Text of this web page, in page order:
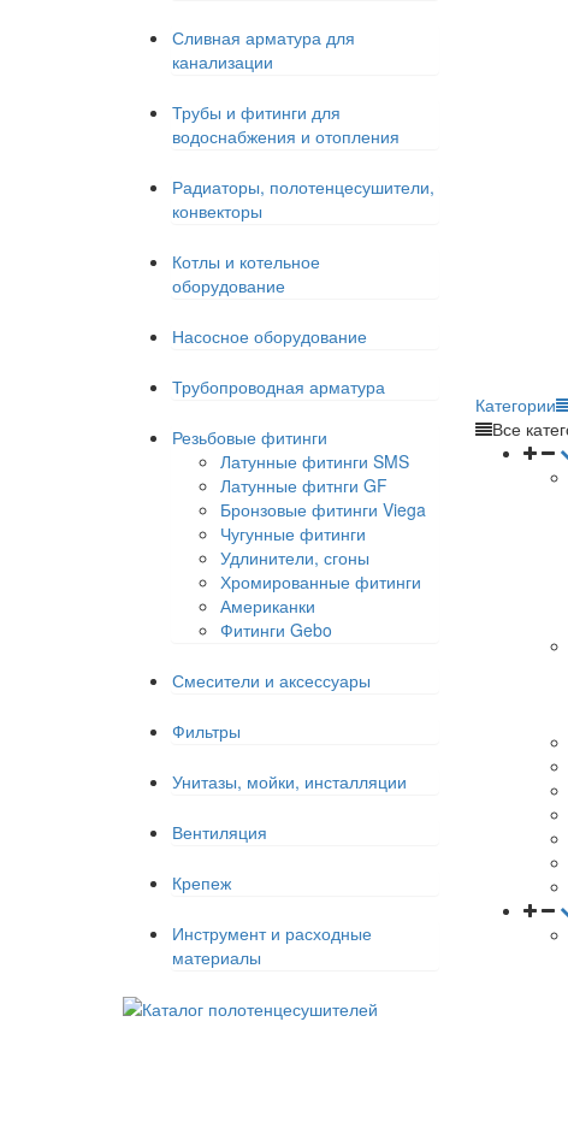
Сливная арматура для
канализации
Трубы и фитинги для
водоснабжения и отопления
Радиаторы, полотенцесушители,
конвекторы
Котлы и котельное
оборудование
Насосное оборудование
Трубопроводная арматура
Резьбовые фитинги
Латунные фитинги SMS
Латунные фитнги GF
Бронзовые фитинги Viega
Чугунные фитинги
Удлинители, сгоны
Хромированные фитинги
Американки
Фитинги Gebo
Смесители и аксессуары
Фильтры
Унитазы, мойки, инсталляции
Вентиляция
Крепеж
Инструмент и расходные
материалы
Категории
Все